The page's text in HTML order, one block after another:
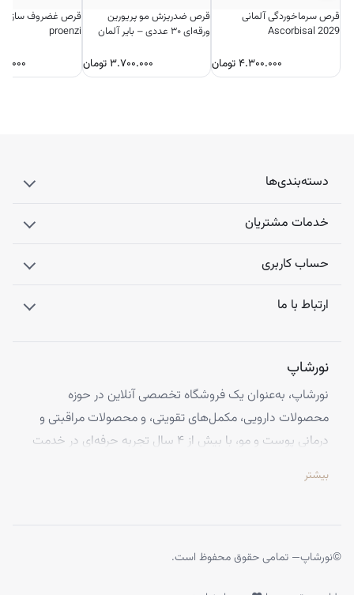
قرص سرماخوردگی آلمانی
Ascorbisal 2029
۴.۳۰۰.۰۰۰ تومان
قرص ضدریزش مو پریورین
ورقه‌ای ۳۰ عددی – بایر آلمان
۳.۷۰۰.۰۰۰تومان
proenzi
دسته‌بندی‌ها
خدمات مشتریان
حساب کاربری
ارتباط با ما
نورشاپ
نورشاپ، به‌عنوان یک فروشگاه تخصصی آنلاین در حوزه
محصولات دارویی، مکمل‌های تقویتی، و محصولات مراقبتی و
درمانی پوست و مو، با بیش از ۴ سال تجربه حرفه‌ای در خدمت
برندهای اروپایی تهیه کرده و اصالت کالاها را با ضمانت کامل
برتر جهانی برخوردارند، تا بتوانید با اطمینان کامل، تجربه‌ای
بیشتر
©نورشاپ— تمامی حقوق محفوظ است.